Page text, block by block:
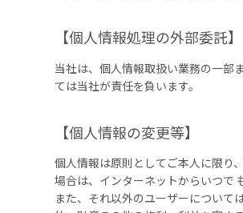
【個人情報処理の外部委託】
当社は、個人情報取扱い業務の一部
ては当社が責任を負います。
【個人情報の変更等】
個人情報は原則としてご本人に限り
場合は、インターネットからいつで
また、それ以外のユーザーについて